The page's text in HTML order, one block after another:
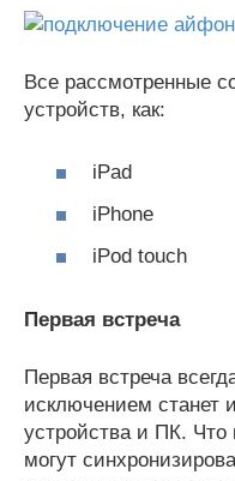
Все рассмотренные
устройств, как:
iPad
iPhone
iPod touch
Первая встреча
Первая встреча
исключением станет
устройства и ПК. Что
могут